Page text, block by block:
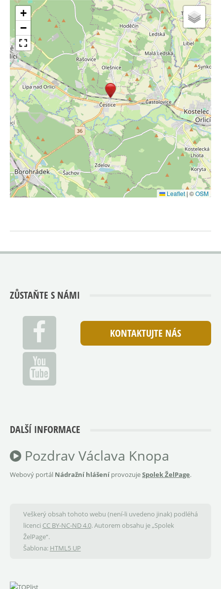
+
−
Leaflet | ©OSM
ZŮSTAŇTE S NÁMI
KONTAKTUJTE NÁS
DALŠÍ INFORMACE
Pozdrav Václava Knopa
Webový portál Nádražní hlášeníprovozujeSpolek ŽelPage.
Veškerý obsah tohoto webu (není-li uvedeno jinak) podléhá
licenci CC BY-NC-ND 4.0. Autorem obsahu je „Spolek
ŽelPage“.
Šablona: HTML5 UP